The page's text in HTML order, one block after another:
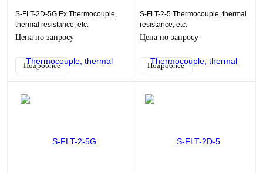
S-FLT-2D-5G.Ex Thermocouple,
thermal resistance, etc.
Цена по запросу
Подробнее
S-FLT-2-5 Thermocouple, thermal
resistance, etc.
Цена по запросу
Подробнее